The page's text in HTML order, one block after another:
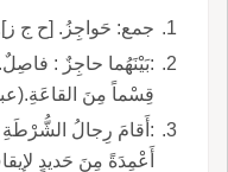
جمع: حَواجِزُ. [ح ج
:بَيْنَهُما حاجِزٌ :
قِسْماً مِنَ
:أَقامَ رِجالُ الشُّرْطَةِ
أَعْمِدَةً مِنَ حَديدٍ